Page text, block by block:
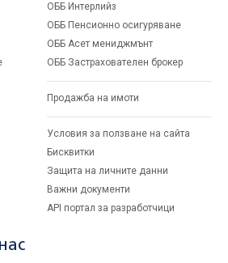
ОББ Интерлийз
ОББ Пенсионно осигуряване
ОББ Асет мениджмънт
ОББ Застрахователен брокер
Продажба на имоти
Условия за ползване на сайта
Бисквитки
Защита на личните данни
Важни документи
API портал за разработчици